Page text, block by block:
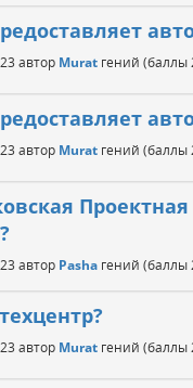
автор Murat гений (баллы
автор Murat гений (баллы
автор Pasha гений (баллы
автор Murat гений (баллы